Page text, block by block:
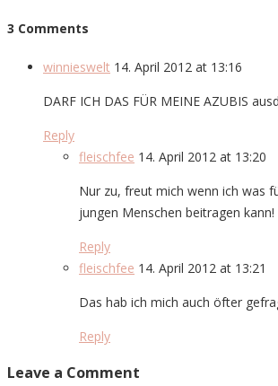
3 Comments
winnieswelt 14. April 2012 at 13:16
DARF ICH DAS FÜR MEINE AZUBIS
Reply
fleischfee 14. April 2012 at 13:20
Nur zu, freut mich wenn ich was
jungen Menschen beitragen kann!
Reply
fleischfee 14. April 2012 at 13:21
Das hab ich mich auch öfter
Reply
Leave a Comment